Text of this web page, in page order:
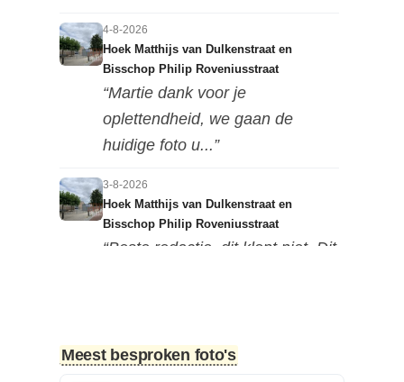
4-8-2026
Hoek Matthijs van Dulkenstraat en
Bisschop Philip Roveniusstraat
“Martie dank voor je
oplettendheid, we gaan de
huidige foto u...”
3-8-2026
Hoek Matthijs van Dulkenstraat en
Bisschop Philip Roveniusstraat
“Beste redactie, dit klopt niet. Dit
Bisschop Philip Roveniusstraat
Meest besproken foto's